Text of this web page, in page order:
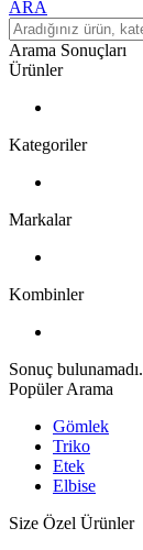
ARA
Arama Sonuçları
Ürünler
Kategoriler
Markalar
Kombinler
Sonuç bulunamadı.
Popüler Arama
Gömlek
Triko
Etek
Elbise
Size Özel Ürünler